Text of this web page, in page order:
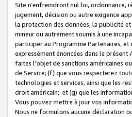
Site n’enfreindront nul loi, ordonnance,
jugement, décision ou autre exigence
la protection des données, la publicité
mineur ou autrement soumis à une
participer au Programme Partenaires,
expressément énoncées dans le présent
faites l’objet de sanctions américaines
de Service; (f) que vous respecterez
technologies et services, ainsi que les
droit américain; et (g) que les
Vous pouvez mettre à jour vos
Nous ne formulons aucune déclaration